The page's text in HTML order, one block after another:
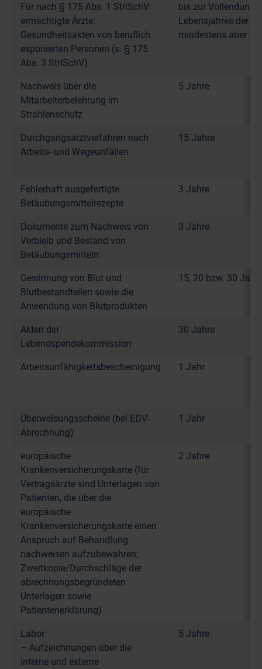
Für nach § 175 Abs. 1 StrlSchV
ermächtigte Ärzte:
Gesundheitsakten von beruflich
exponierten Personen (s. § 175
Abs. 3 StrlSchV)
bis zur Vollendung
Lebensjahres der
mindestens aber
Nachweis über die
Mitarbeiterbelehrung im
Strahlenschutz
5 Jahre
Durchgangsarztverfahren nach
Arbeits- und Wegeunfällen
15 Jahre
Fehlerhaft ausgefertigte
Betäubungsmittelrezepte
3 Jahre
Dokumente zum Nachweis von
Verbleib und Bestand von
Betäubungsmitteln
3 Jahre
Gewinnung von Blut und
Blutbestandteilen sowie die
Anwendung von Blutprodukten
15, 20 bzw. 30
Akten der
Lebendspendekommission
30 Jahre
Arbeitsunfähigkeitsbescheinigung 1 Jahr
Überweisungsscheine (bei EDV-
Abrechnung)
1 Jahr
europäische
Krankenversicherungskarte (für
Vertragsärzte sind Unterlagen von
Patienten, die über die
europäische
Krankenversicherungskarte einen
Anspruch auf Behandlung
nachweisen aufzubewahren;
Zweitkopie/Durchschläge der
abrechnungsbegründeten
Unterlagen sowie
Patientenerklärung)
2 Jahre
Labor
– Aufzeichnungen über die
interne und externe
5 Jahre